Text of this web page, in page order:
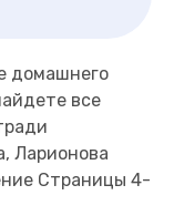
домашнего
все
Ларионова
Страницы 4-